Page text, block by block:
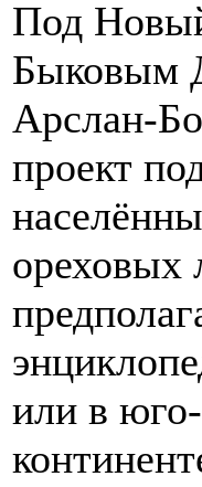
Под
Быковым
Арслан-
проект
ореховых
или в